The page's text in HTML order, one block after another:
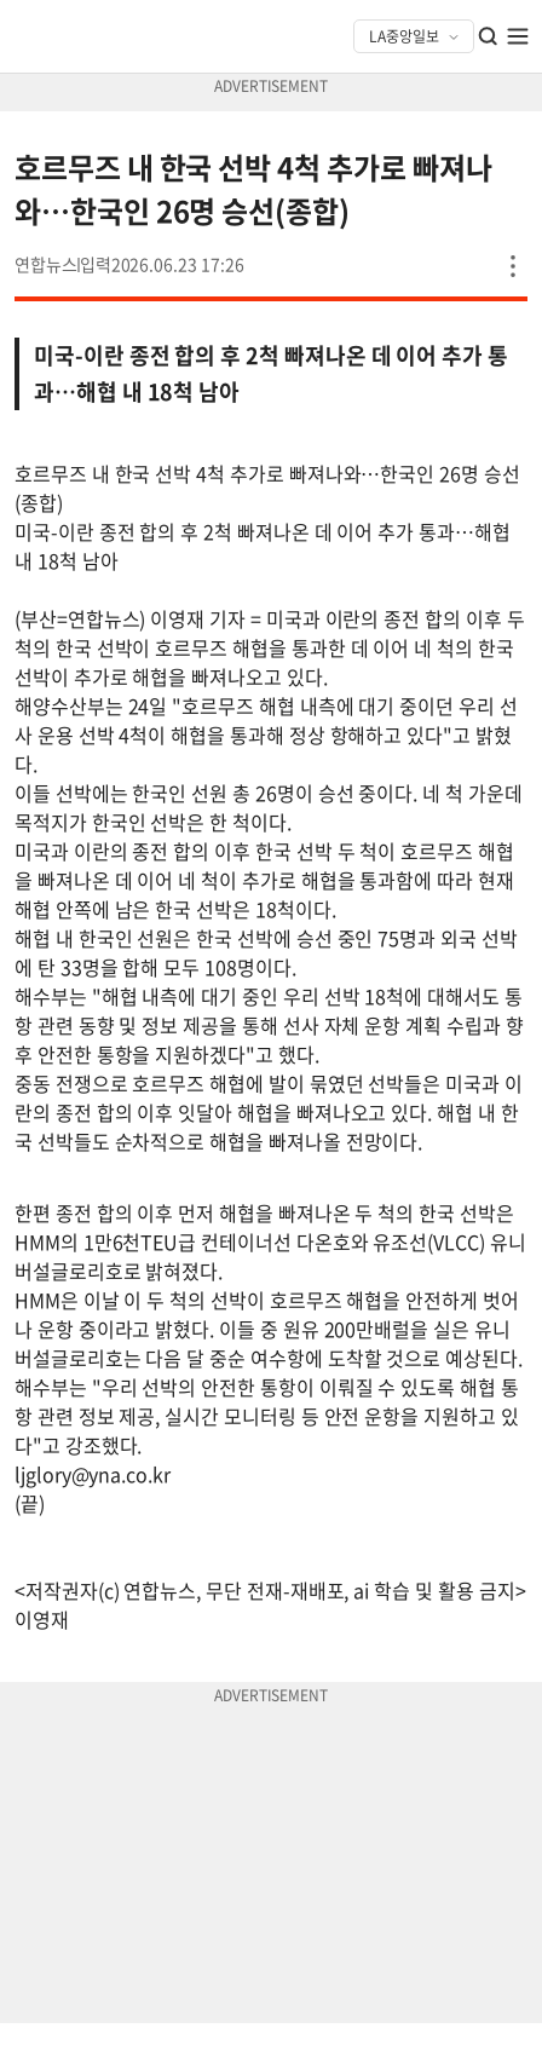
호르무즈 내 한국 선박 4척 추가로 빠져나
와…한국인 26명 승선(종합)
연합뉴스 2026.06.23 17:26
미국-이란 종전 합의 후 2척 빠져나온 데 이어 추가 통
과…해협 내 18척 남아
호르무즈 내 한국 선박 4척 추가로 빠져나와…한국인 26명 승선
(종합)
미국-이란 종전 합의 후 2척 빠져나온 데 이어 추가 통과…해협
내 18척 남아
(부산=연합뉴스) 이영재 기자 = 미국과 이란의 종전 합의 이후 두
척의 한국 선박이 호르무즈 해협을 통과한 데 이어 네 척의 한국
선박이 추가로 해협을 빠져나오고 있다.
해양수산부는 24일 "호르무즈 해협 내측에 대기 중이던 우리 선
사 운용 선박 4척이 해협을 통과해 정상 항해하고 있다"고 밝혔
다.
이들 선박에는 한국인 선원 총 26명이 승선 중이다. 네 척 가운데
목적지가 한국인 선박은 한 척이다.
미국과 이란의 종전 합의 이후 한국 선박 두 척이 호르무즈 해협
을 빠져나온 데 이어 네 척이 추가로 해협을 통과함에 따라 현재
해협 안쪽에 남은 한국 선박은 18척이다.
해협 내 한국인 선원은 한국 선박에 승선 중인 75명과 외국 선박
에 탄 33명을 합해 모두 108명이다.
해수부는 "해협 내측에 대기 중인 우리 선박 18척에 대해서도 통
항 관련 동향 및 정보 제공을 통해 선사 자체 운항 계획 수립과 향
후 안전한 통항을 지원하겠다"고 했다.
중동 전쟁으로 호르무즈 해협에 발이 묶였던 선박들은 미국과 이
란의 종전 합의 이후 잇달아 해협을 빠져나오고 있다. 해협 내 한
국 선박들도 순차적으로 해협을 빠져나올 전망이다.
한편 종전 합의 이후 먼저 해협을 빠져나온 두 척의 한국 선박은
HMM의 1만6천TEU급 컨테이너선 다온호와 유조선(VLCC) 유니
버설글로리호로 밝혀졌다.
HMM은 이날 이 두 척의 선박이 호르무즈 해협을 안전하게 벗어
나 운항 중이라고 밝혔다. 이들 중 원유 200만배럴을 실은 유니
버설글로리호는 다음 달 중순 여수항에 도착할 것으로 예상된다.
해수부는 "우리 선박의 안전한 통항이 이뤄질 수 있도록 해협 통
항 관련 정보 제공, 실시간 모니터링 등 안전 운항을 지원하고 있
다"고 강조했다.
ljglory@yna.co.kr
(끝)
<저작권자(c) 연합뉴스, 무단 전재-재배포, ai 학습 및 활용 금지>
이영재